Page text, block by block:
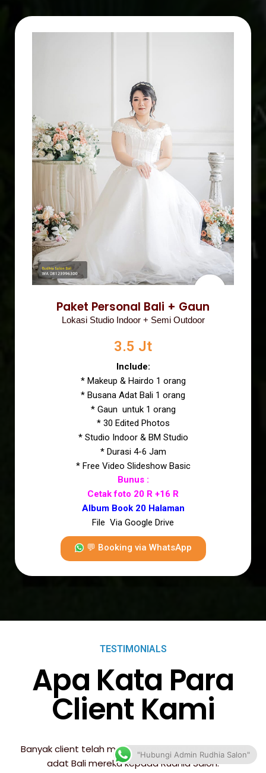
Paket Personal Bali + Gaun
Lokasi Studio Indoor + Semi Outdoor
3.5 Jt
Include:
* Makeup & Hairdo 1 orang
* Busana Adat Bali 1 orang
* Gaun untuk 1 orang
* 30 Edited Photos
* Studio Indoor & BM Studio
* Durasi 4-6 Jam
* Free Video Slideshow Basic
Bunus :
Cetak foto 20 R +16 R
Album Book 20 Halaman
File Via Google Drive
💬 Booking via WhatsApp
TESTIMONIALS
Apa Kata Para
Client Kami
Banyak client telah mempercayakan foto personal
adat Bali mereka kepada Rudhia Salon.
"Hubungi Admin Rudhia Salon"